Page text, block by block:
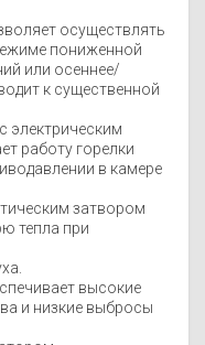
осуществлять
пониженной
или осеннее/
к существенной
электрическим
работу горелки
в камере
затвором
тепла при
высокие
и низкие выбросы